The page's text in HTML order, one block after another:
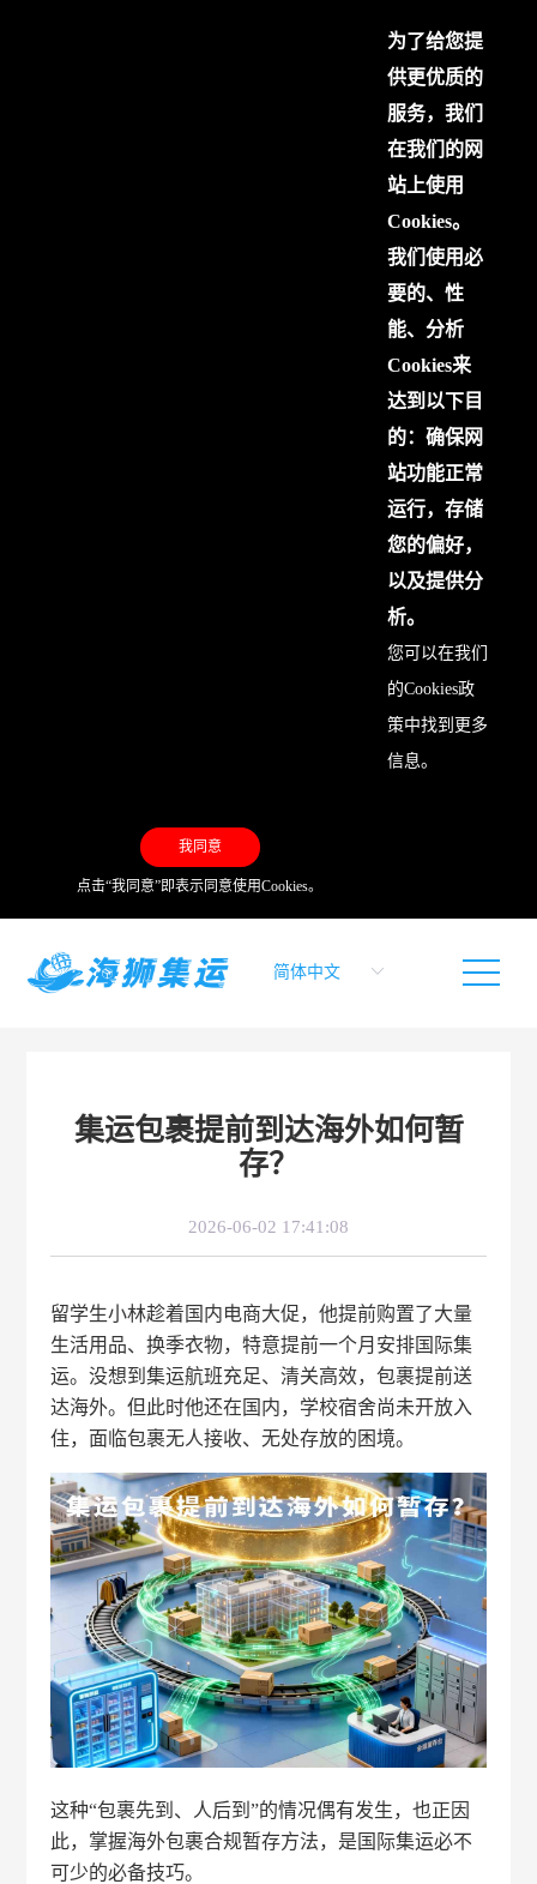
为了给您提
供更优质的
服务，我们
在我们的网
站上使用
Cookies。
我们使用必
要的、性
能、分析
Cookies来
达到以下目
的：确保网
站功能正常
运行，存储
您的偏好，
以及提供分
析。
您可以在我们
的Cookies政
策中找到更多
信息。
我同意
点击“我同意”即表示同意使用Cookies。
集运包裹提前到达海外如何暂
存？
2026-06-02 17:41:08
留学生小林趁着国内电商大促，他提前购置了大量
生活用品、换季衣物，特意提前一个月安排国际集
运。没想到集运航班充足、清关高效，包裹提前送
达海外。但此时他还在国内，学校宿舍尚未开放入
住，面临包裹无人接收、无处存放的困境。
这种“包裹先到、人后到”的情况偶有发生，也正因
此，掌握海外包裹合规暂存方法，是国际集运必不
可少的必备技巧。